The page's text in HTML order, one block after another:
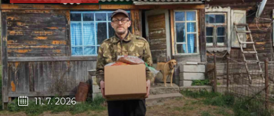
11. 7. 2026